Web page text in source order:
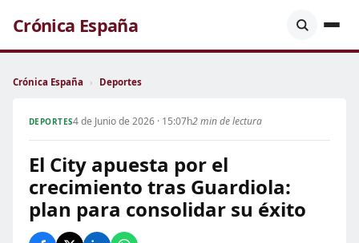
Crónica España
Crónica España › Deportes
DEPORTES4 de Junio de 2026 · 15:07h2 min de lectura
El City apuesta por el
crecimiento tras Guardiola:
plan para consolidar su éxito